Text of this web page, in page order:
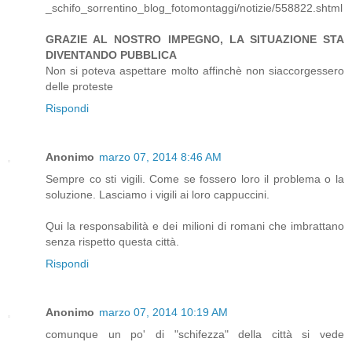
_schifo_sorrentino_blog_fotomontaggi/notizie/558822.shtml
GRAZIE AL NOSTRO IMPEGNO, LA SITUAZIONE STA
DIVENTANDO PUBBLICA
Non si poteva aspettare molto affinchè non siaccorgessero
delle proteste
Rispondi
Anonimo marzo 07, 2014 8:46 AM
Sempre co sti vigili. Come se fossero loro il problema o la
soluzione. Lasciamo i vigili ai loro cappuccini.
Qui la responsabilità e dei milioni di romani che imbrattano
senza rispetto questa città.
Rispondi
Anonimo marzo 07, 2014 10:19 AM
comunque un po' di "schifezza" della città si vede